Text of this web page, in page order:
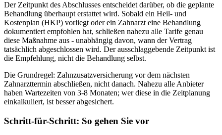
Der Zeitpunkt des Abschlusses entscheidet darüber, ob die geplante
Behandlung überhaupt erstattet wird. Sobald ein Heil- und
Kostenplan (HKP) vorliegt oder ein Zahnarzt eine Behandlung
dokumentiert empfohlen hat, schließen nahezu alle Tarife genau
diese Maßnahme aus - unabhängig davon, wann der Vertrag
tatsächlich abgeschlossen wird. Der ausschlaggebende Zeitpunkt ist
die Empfehlung, nicht die Behandlung selbst.
Die Grundregel: Zahnzusatzversicherung vor dem nächsten
Zahnarzttermin abschließen, nicht danach. Nahezu alle Anbieter
haben Wartezeiten von 3-8 Monaten; wer diese in die Zeitplanung
einkalkuliert, ist besser abgesichert.
Schritt-für-Schritt: So gehen Sie vor